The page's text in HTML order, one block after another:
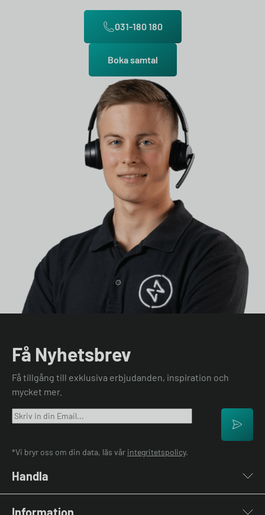
031-180 180
Boka samtal
Få Nyhetsbrev
Få tillgång till exklusiva erbjudanden, inspiration och
mycket mer.
*Vi bryr oss om din data, läs vår integritetspolicy.
Handla